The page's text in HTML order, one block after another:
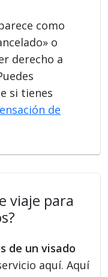
como
o
derecho a
si tienes
de
viaje para
de un visado
aquí. Aquí